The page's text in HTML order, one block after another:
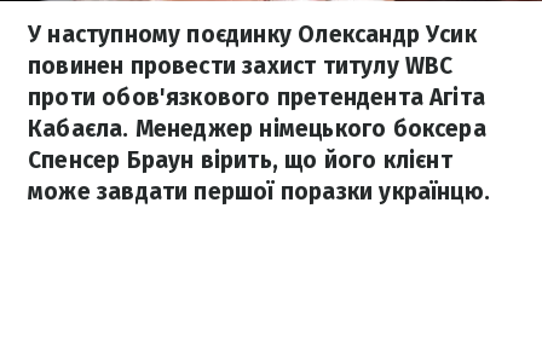
У наступному поєдинку Олександр Усик
повинен провести захист титулу WBC
проти обов'язкового претендента Агіта
Кабаєла. Менеджер німецького боксера
Спенсер Браун вірить, що його клієнт
може завдати першої поразки українцю.